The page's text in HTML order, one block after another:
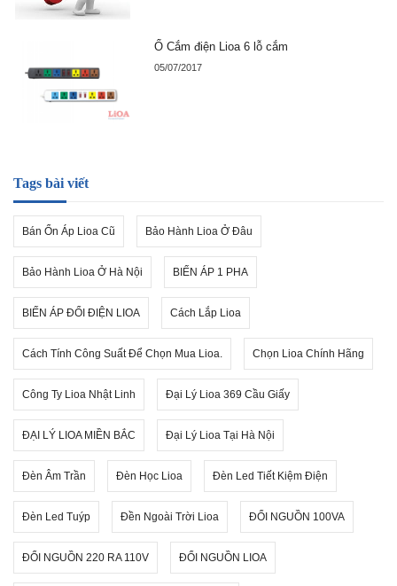
Ổ Cắm điện Lioa 6 lỗ cắm
05/07/2017
Tags bài viết
Bán Ổn Áp Lioa Cũ Bảo Hành Lioa Ở Đâu
Bảo Hành Lioa Ở Hà Nội BIẾN ÁP 1 PHA
BIẾN ÁP ĐỔI ĐIỆN LIOA Cách Lắp Lioa
Cách Tính Công Suất Để Chọn Mua Lioa. Chọn Lioa Chính Hãng
Công Ty Lioa Nhật Linh Đại Lý Lioa 369 Cầu Giấy
ĐẠI LÝ LIOA MIỀN BẮC Đại Lý Lioa Tại Hà Nội
Đèn Âm Trần Đèn Học Lioa Đèn Led Tiết Kiệm Điện
Đèn Led Tuýp Đền Ngoài Trời Lioa ĐỔI NGUỒN 100VA
ĐỔI NGUỒN 220 RA 110V ĐỔI NGUỒN LIOA